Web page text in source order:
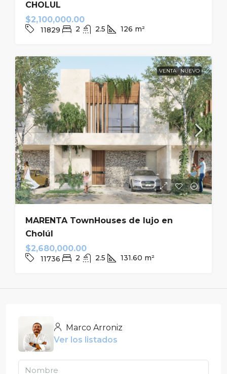
CHOLUL
$2,100,000.00
11829 2 2.5 126 m²
VENTA NUEVO
MARENTA TownHouses de lujo en
Cholúl
$2,680,000.00
11736 2 2.5 131.60 m²
Marco Arroniz
Ver los listados